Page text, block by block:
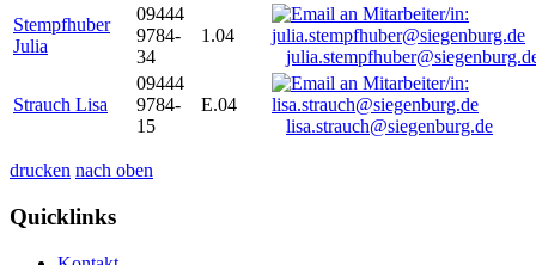
Stempfhuber
Julia
09444
9784-
34
1.04
Strauch Lisa
09444
9784-
15
E.04
lisa.strauch@siegenburg.de
drucken nach oben
Quicklinks